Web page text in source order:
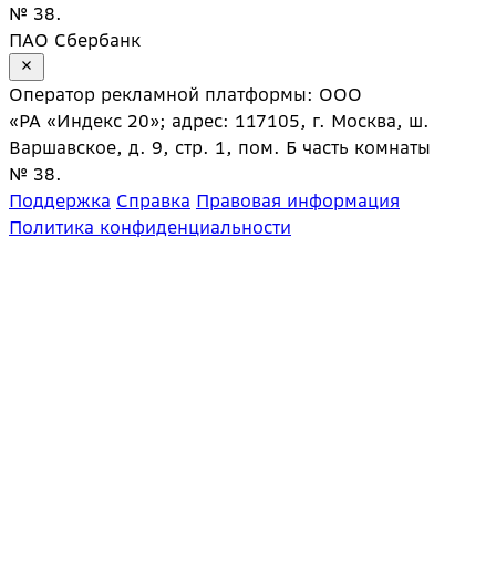
№ 38.
ПАО Сбербанк
Оператор рекламной платформы: ООО
«РА «Индекс 20»; адрес: 117105, г. Москва, ш.
Варшавское, д. 9, стр. 1, пом. Б часть комнаты
№ 38.
Поддержка Справка Правовая информация
Политика конфиденциальности